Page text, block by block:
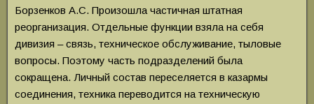
Борзенков А.С. Произошла частичная штатная
реорганизация. Отдельные функции взяла на себя
дивизия – связь, техническое обслуживание, тыловые
вопросы. Поэтому часть подразделений была
сокращена. Личный состав переселяется в казармы
соединения, техника переводится на техническую